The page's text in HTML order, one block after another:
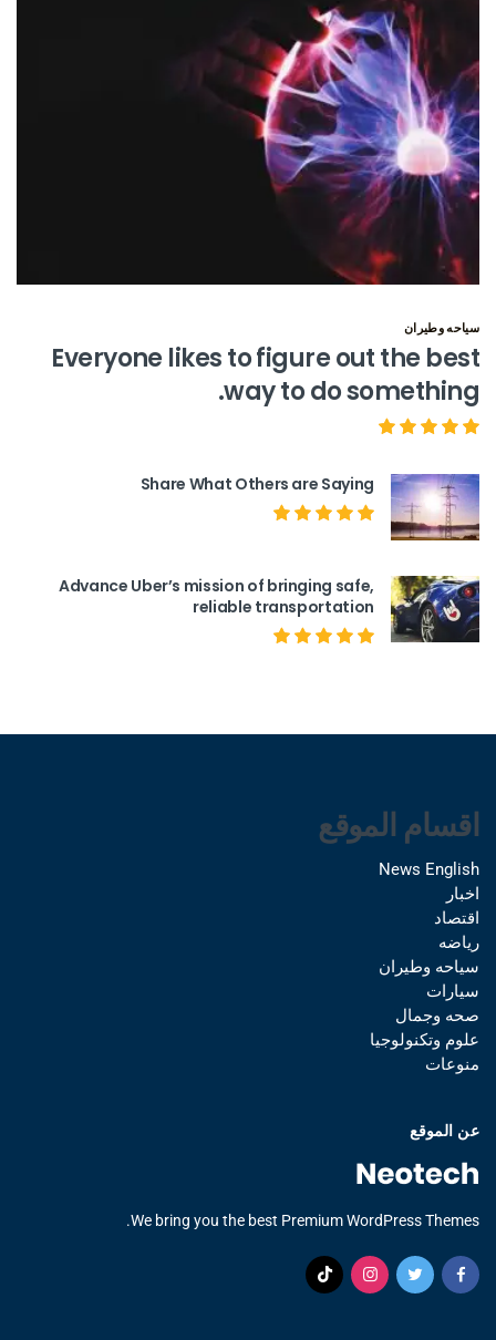
سياحه وطيران
Everyone likes to figure out the best
way to do something.
Share What Others are Saying
Advance Uber’s mission of bringing safe,
reliable transportation
اقسام الموقع
News English
اخبار
اقتصاد
رياضه
سياحه وطيران
سيارات
صحه وجمال
علوم وتكنولوجيا
منوعات
عن الموقع
We bring you the best Premium WordPress Themes.